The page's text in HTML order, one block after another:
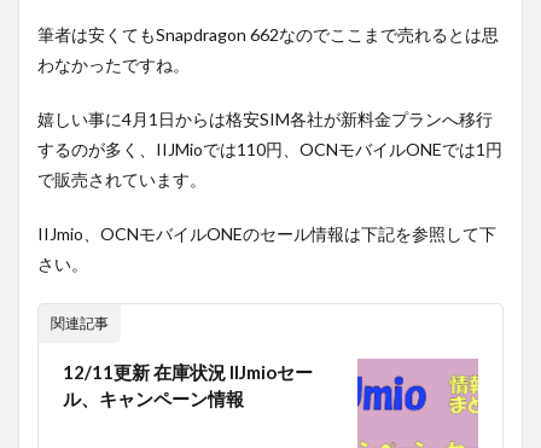
筆者は安くてもSnapdragon 662なのでここまで売れるとは思
わなかったですね。
嬉しい事に4月1日からは格安SIM各社が新料金プランへ移行
するのが多く、IIJMioでは110円、OCNモバイルONEでは1円
で販売されています。
IIJmio、OCNモバイルONEのセール情報は下記を参照して下
さい。
関連記事
12/11更新 在庫状況 IIJmioセー
ル、キャンペーン情報